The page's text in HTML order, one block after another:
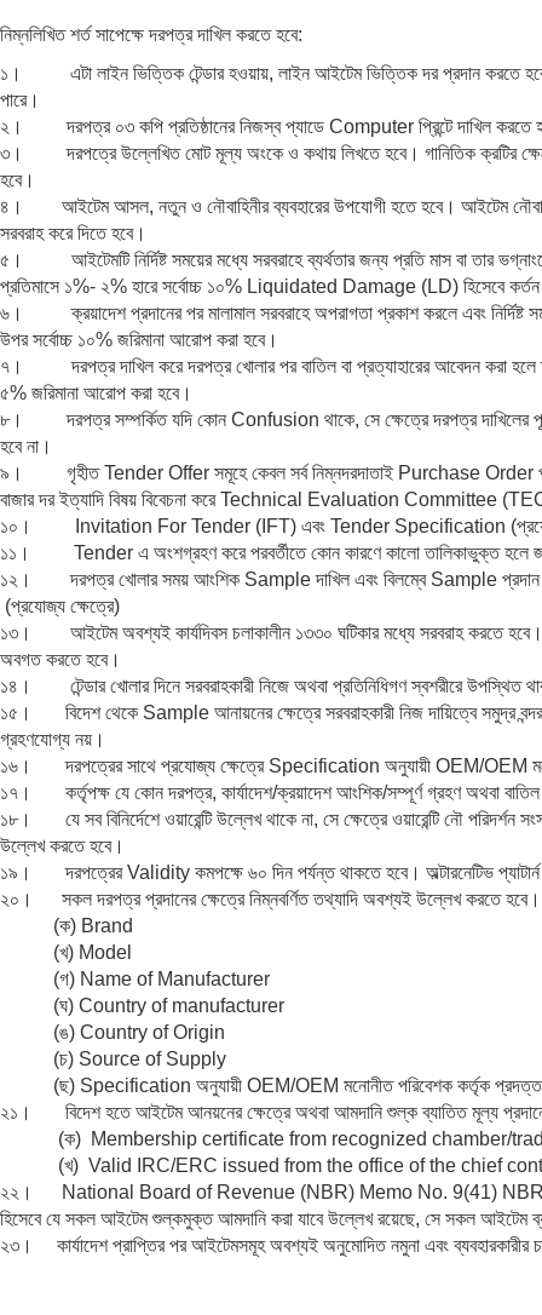
নিম্নলিখিত শর্ত সাপেক্ষে দরপত্র দাখিল করতে হবে:
১। এটা লাইন ভিত্তিক টেন্ডার হওয়ায়, লাইন আইটেম ভিত্তিক দর প্রদান করতে হবে
পারে।
২। দরপত্র ০৩ কপি প্রতিষ্ঠানের নিজস্ব প্যাডে Computer প্রিন্টে দাখিল করতে
৩। দরপত্রে উল্লেখিত মোট মূল্য অংকে ও কথায় লিখতে হবে। গানিতিক ক্রটির
হবে।
৪। আইটেম আসল, নতুন ও নৌবাহিনীর ব্যবহারের উপযোগী হতে হবে। আইটেম
সরবরাহ করে দিতে হবে।
৫। আইটেমটি নির্দিষ্ট সময়ের মধ্যে সরবরাহে ব্যর্থতার জন্য প্রতি মাস বা তার
প্রতিমাসে ১%- ২% হারে সর্বোচ্চ ১০% Liquidated Damage (LD) হিসেবে কর্তন
৬। ক্রয়াদেশ প্রদানের পর মালামাল সরবরাহে অপরাগতা প্রকাশ করলে এবং নির্দিষ্ট
উপর সর্বোচ্চ ১০% জরিমানা আরোপ করা হবে।
৭। দরপত্র দাখিল করে দরপত্র খোলার পর বাতিল বা প্রত্যাহারের আবেদন করা
৫% জরিমানা আরোপ করা হবে।
৮। দরপত্র সম্পর্কিত যদি কোন Confusion থাকে, সে ক্ষেত্রে দরপত্র দাখিলের
হবে না।
৯। গৃহীত Tender Offer সমূহে কেবল সর্ব নিম্নদরদাতাই Purchase Order
বাজার দর ইত্যাদি বিষয় বিবেচনা করে Technical Evaluation Committee (TEC)
১০। Invitation For Tender (IFT) এবং Tender Specification (প্রযোজ্য
১১। Tender এ অংশগ্রহণ করে পরবর্তীতে কোন কারণে কালো তালিকাভুক্ত হলে
১২। দরপত্র খোলার সময় আংশিক Sample দাখিল এবং বিলম্বে Sample প্রদান
(প্রযোজ্য ক্ষেত্রে)
১৩। আইটেম অবশ্যই কার্যদিবস চলাকালীন ১৩৩০ ঘটিকার মধ্যে সরবরাহ করতে হবে।
অবগত করতে হবে।
১৪। টেন্ডার খোলার দিনে সরবরাহকারী নিজে অথবা প্রতিনিধিগণ স্বশরীরে উপস্থিত
১৫। বিদেশ থেকে Sample আনায়নের ক্ষেত্রে সরবরাহকারী নিজ দায়িত্বে সমুদ্র
গ্রহণযোগ্য নয়।
১৬। দরপত্রের সাথে প্রযোজ্য ক্ষেত্রে Specification অনুযায়ী OEM/OEM
১৭। কর্তৃপক্ষ যে কোন দরপত্র, কার্যাদেশ/ক্রয়াদেশ আংশিক/সম্পূর্ণ গ্রহণ অথবা বাতিল
১৮। যে সব বিনির্দেশে ওয়ারেন্টি উল্লেখ থাকে না, সে ক্ষেত্রে ওয়ারেন্টি নৌ পরিদর্শন
উল্লেখ করতে হবে।
১৯। দরপত্রের Validity কমপক্ষে ৬০ দিন পর্যন্ত থাকতে হবে। অল্টারনেটিভ
২০। সকল দরপত্র প্রদানের ক্ষেত্রে নিম্নবর্ণিত তথ্যাদি অবশ্যই উল্লেখ করতে হবে।
(ক) Brand
(খ) Model
(গ) Name of Manufacturer
(ঘ) Country of manufacturer
(ঙ) Country of Origin
(চ) Source of Supply
(ছ) Specification অনুযায়ী OEM/OEM মনোনীত পরিবেশক কর্তৃক প্রদত্ত সনদ
২১। বিদেশ হতে আইটেম আনয়নের ক্ষেত্রে অথবা আমদানি শুল্ক ব্যাতিত মূল্য প্রদানের
(ক) Membership certificate from recognized chamber/
(খ) Valid IRC/ERC issued from the office of the chief
২২। National Board of Revenue (NBR) Memo No. 9(41) NBR/
হিসেবে যে সকল আইটেম শুল্কমুক্ত আমদানি করা যাবে উল্লেখ রয়েছে, সে সকল
২৩। কার্যাদেশ প্রাপ্তির পর আইটেমসমূহ অবশ্যই অনুমোদিত নমুনা এবং ব্যবহারকারীর